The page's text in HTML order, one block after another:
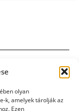
olyan
k, amelyek tárolják az
Ezen
igénybe